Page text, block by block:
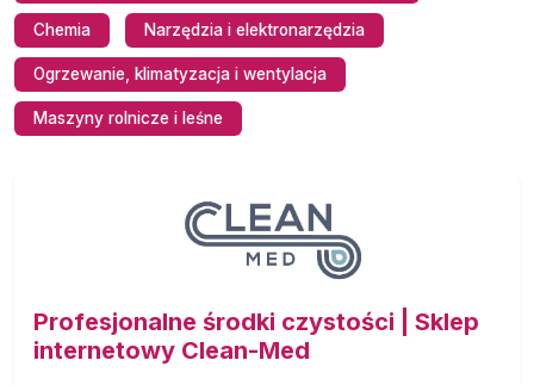
Chemia Narzędzia i elektronarzędzia
Ogrzewanie, klimatyzacja i wentylacja
Maszyny rolnicze i leśne
Profesjonalne środki czystości | Sklep
internetowy Clean-Med